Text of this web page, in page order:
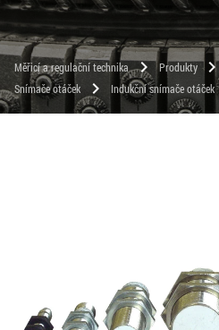
Měřicí a regulační technika chevron_right Produkty
Snímače otáček chevron_right Indukční snímače otáček